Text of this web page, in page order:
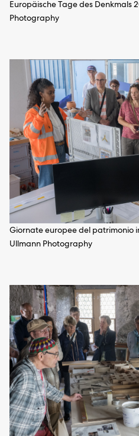
Europäische Tage des Denkmals
Photography
Giornate europee del patrimonio
Ullmann Photography